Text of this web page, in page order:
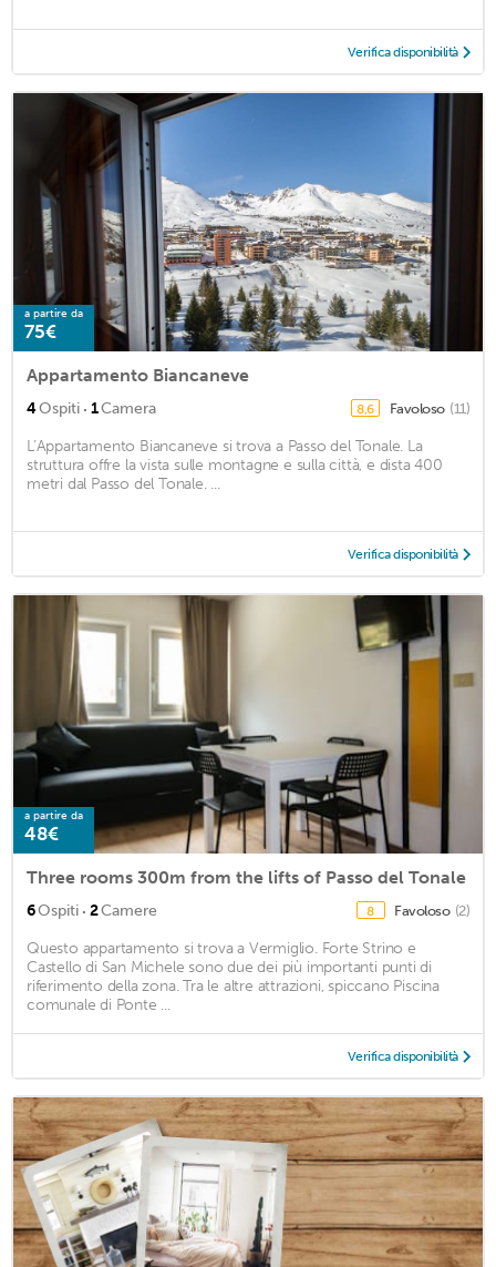
Verifica disponibilità
a partire da
75€
Appartamento Biancaneve
4Ospiti · 1Camera 8,6 Favoloso (11)
L’Appartamento Biancaneve si trova a Passo del Tonale. La
struttura offre la vista sulle montagne e sulla città, e dista 400
metri dal Passo del Tonale. ...
Verifica disponibilità
a partire da
48€
Three rooms 300m from the lifts of Passo del Tonale
6Ospiti · 2Camere 8 Favoloso (2)
Questo appartamento si trova a Vermiglio. Forte Strino e
Castello di San Michele sono due dei più importanti punti di
riferimento della zona. Tra le altre attrazioni, spiccano Piscina
comunale di Ponte ...
Verifica disponibilità